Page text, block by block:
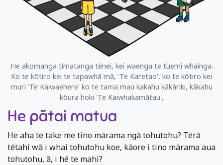
He akomanga tīmatanga tēnei, kei waenga te tūemi whāinga.
Ko te kōtiro kei te tapawhā mā, 'Te Karetao', ko te kōtiro kei
muri 'Te Kaiwaehere' ko te tama mau kakahu kākāriki, kākahu
kōura hoki 'Te Kaiwhakamātau'.
He pātai matua
He aha te take me tino mārama ngā tohutohu? Tērā
tētahi wā i whai tohutohu koe, kāore i tino mārama aua
tohutohu, ā, i hē te mahi?